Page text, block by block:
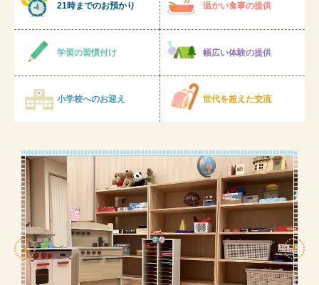
21時までのお預かり 温かい食事の提供
学習の習慣付け 幅広い体験の提供
小学校へのお迎え 世代を超えた交流